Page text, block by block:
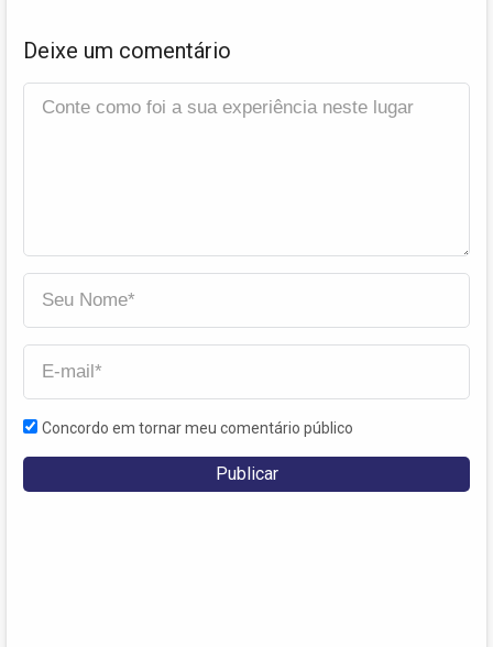
Deixe um comentário
Concordo em tornar meu comentário público